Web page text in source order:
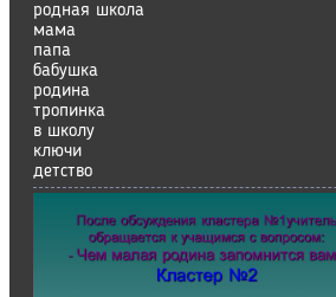
родная школа
мама
папа
бабушка
родина
тропинка
в школу
ключи
детство